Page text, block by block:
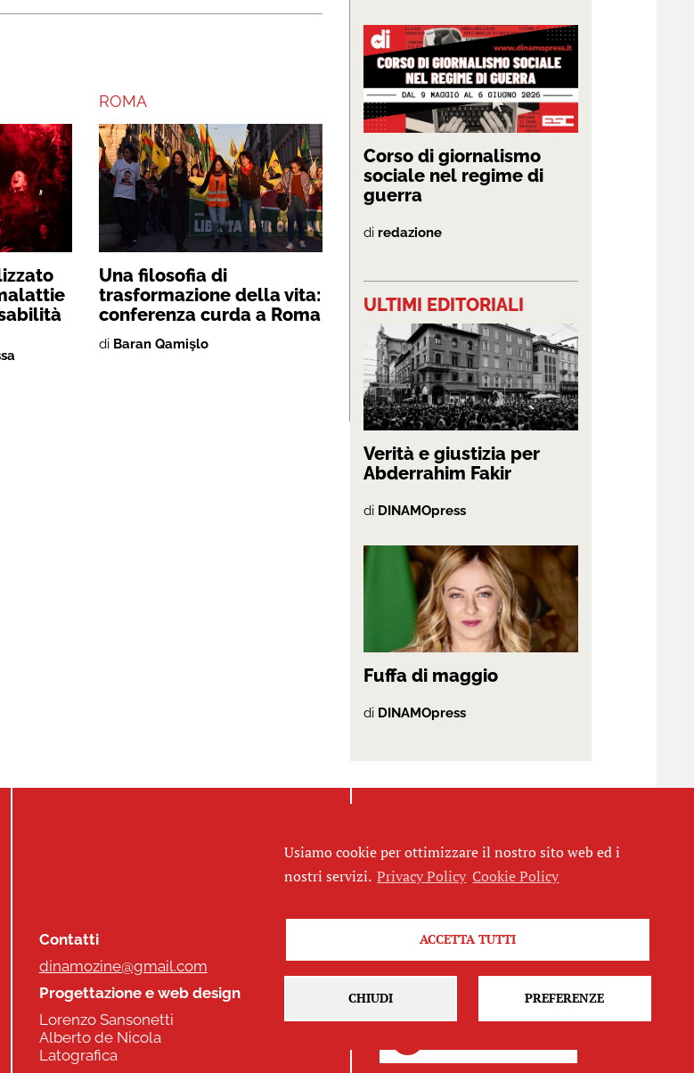
ROMA
Una filosofia di
trasformazione della vita:
conferenza curda a Roma
di Baran Qamişlo
Corso di giornalismo
sociale nel regime di
guerra
di redazione
ULTIMI EDITORIALI
Verità e giustizia per
Abderrahim Fakir
di DINAMOpress
Fuffa di maggio
di DINAMOpress
Contatti
dinamozine@gmail.com
Progettazione e web design
Lorenzo Sansonetti
Alberto de Nicola
Latografica
Seguici
Usiamo cookie per ottimizzare il nostro sito web ed i
nostri servizi. Privacy Policy Cookie Policy
ACCETTA TUTTI
CHIUDI PREFERENZE